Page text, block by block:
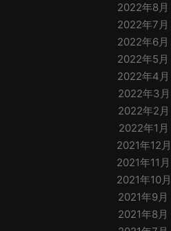
2022年8月
2022年7月
2022年6月
2022年5月
2022年4月
2022年3月
2022年2月
2022年1月
2021年12月
2021年11月
2021年10月
2021年9月
2021年8月